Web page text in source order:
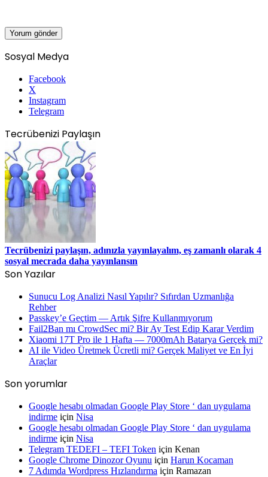
Sosyal Medya
Facebook
X
Instagram
Telegram
Tecrübenizi Paylaşın
Tecrübenizi paylaşın, adınızla yayınlayalım, eş zamanlı olarak 4
sosyal mecrada daha yayınlansın
Son Yazılar
Sunucu Log Analizi Nasıl Yapılır? Sıfırdan Uzmanlığa
Rehber
Passkey’e Geçtim — Artık Şifre Kullanmıyorum
Fail2Ban mı CrowdSec mi? Bir Ay Test Edip Karar Verdim
Xiaomi 17T Pro ile 1 Hafta — 7000mAh Batarya Gerçek mi?
AI ile Video Üretmek Ücretli mi? Gerçek Maliyet ve En İyi
Araçlar
Son yorumlar
Google hesabı olmadan Google Play Store ‘ dan uygulama
indirme için Nisa
Google hesabı olmadan Google Play Store ‘ dan uygulama
indirme için Nisa
Telegram TEDEFI – TEFI Token için Kenan
Google Chrome Dinozor Oyunu için Harun Kocaman
7 Adımda Wordpress Hızlandırma için Ramazan